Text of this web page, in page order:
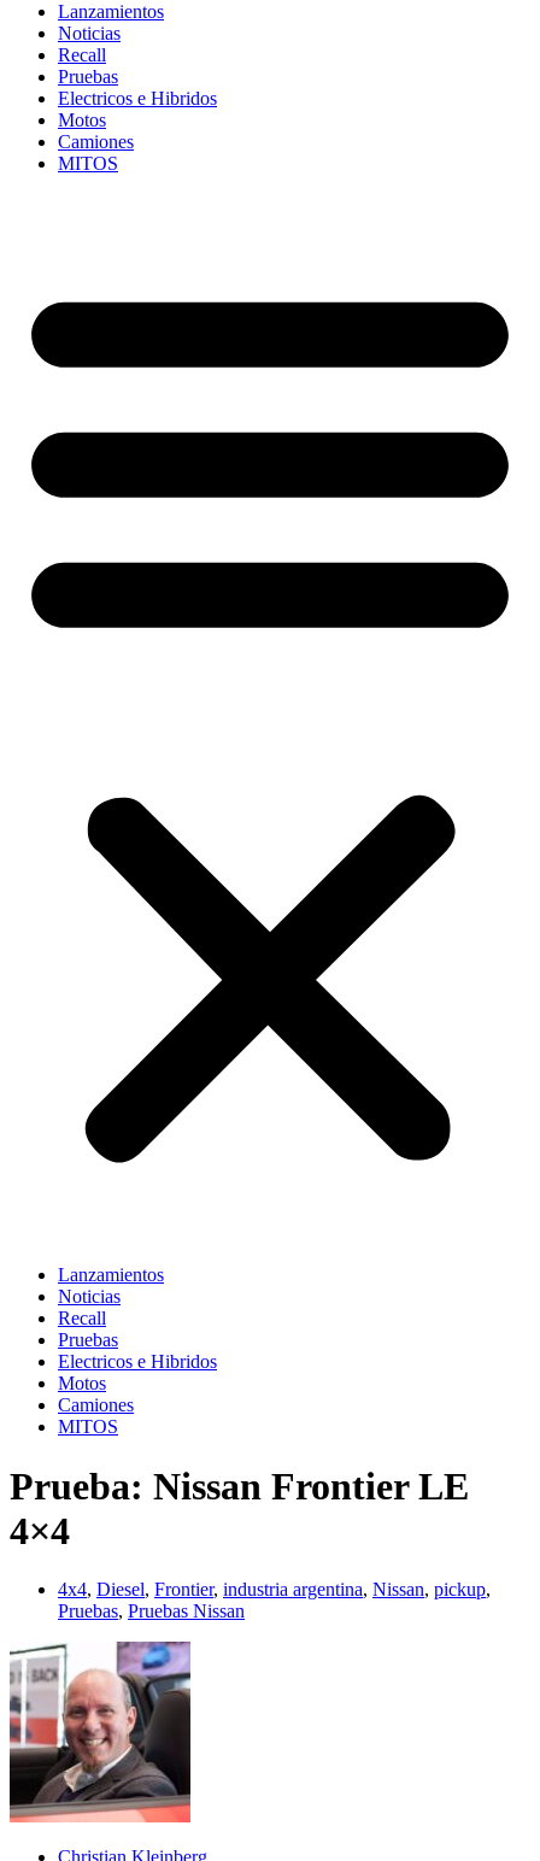
Lanzamientos
Noticias
Recall
Pruebas
Electricos e Hibridos
Motos
Camiones
MITOS
Lanzamientos
Noticias
Recall
Pruebas
Electricos e Hibridos
Motos
Camiones
MITOS
Prueba: Nissan Frontier LE
4×4
4x4, Diesel, Frontier, industria argentina, Nissan, pickup,
Pruebas, Pruebas Nissan